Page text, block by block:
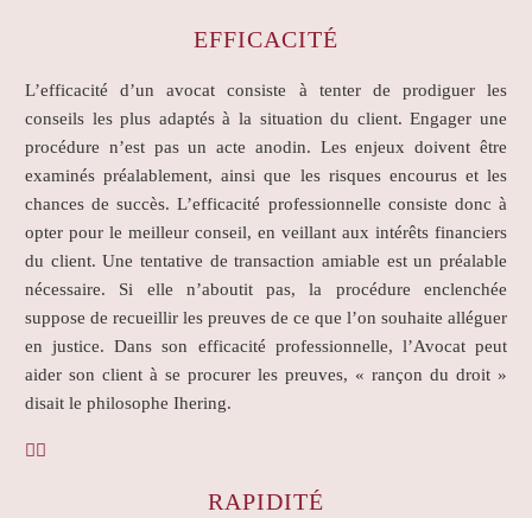
EFFICACITÉ
L’efficacité d’un avocat consiste à tenter de prodiguer les
conseils les plus adaptés à la situation du client. Engager une
procédure n’est pas un acte anodin. Les enjeux doivent être
examinés préalablement, ainsi que les risques encourus et les
chances de succès. L’efficacité professionnelle consiste donc à
opter pour le meilleur conseil, en veillant aux intérêts financiers
du client. Une tentative de transaction amiable est un préalable
nécessaire. Si elle n’aboutit pas, la procédure enclenchée
suppose de recueillir les preuves de ce que l’on souhaite alléguer
en justice. Dans son efficacité professionnelle, l’Avocat peut
aider son client à se procurer les preuves, « rançon du droit »
disait le philosophe Ihering.
 
RAPIDITÉ